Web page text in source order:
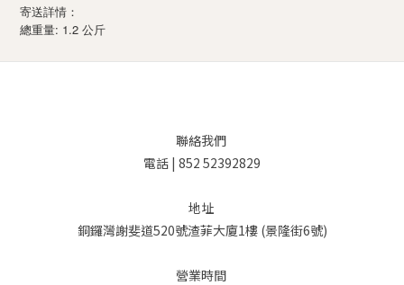
寄送詳情：
總重量: 1.2 公斤
聯絡我們
電話 | 852 52392829
地址
銅鑼灣謝斐道520號渣菲大廈1樓 (景隆街6號)
營業時間